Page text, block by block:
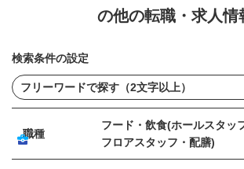
の他の転職・求人情
検索条件の設定
職種
フード・飲食(ホールスタッ
フロアスタッフ・配膳)